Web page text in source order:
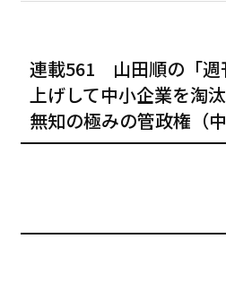
連載561 山田順の「週
上げして中小企業を淘
無知の極みの管政権（中